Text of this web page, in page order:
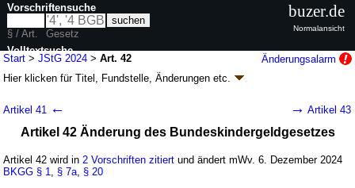
Start >JStG 2024 >Art. 42
Änderungsalarm
Hier klicken fürTitel, Fundstelle, Änderungen etc.
2024)
G. v. 02.12.2024 BGBl. 2024 I Nr. 387 ; zuletzt geändert durch Artikel 9 G.
Geltung ab 06.12.2024, abweichend sieheArtikel 56
52 Änderungen | Drucksachen / Entwurf / Begründung
Artikel 41 ← → Artikel 43
Artikel 42 Änderung des Bundeskindergeldgesetzes
Artikel 42 wird in 2 Vorschriften zitiert und ändert mWv. 6. Dezember 2024
BKGG § 1 § 7a § 20
Vorschriftensuche
§ / Art.
Gesetz
Volltextsuche
nur in JStG 2024
buzer.de
Normalansicht